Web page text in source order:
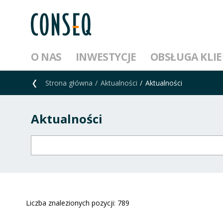
O NAS INWESTYCJE OBSŁUGA
Strona główna Aktualności Aktualności
Aktualności
Liczba znalezionych pozycji: 789